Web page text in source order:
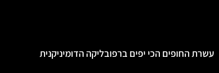
עשרת החופים הכי יפים ברפובליקה הדומיניקנית